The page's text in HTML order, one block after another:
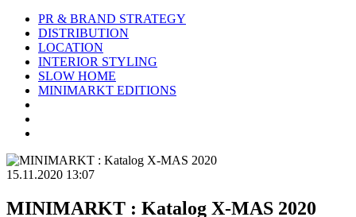
PR & BRAND STRATEGY
DISTRIBUTION
LOCATION
INTERIOR STYLING
SLOW HOME
MINIMARKT EDITIONS
15.11.2020 13:07
MINIMARKT : Katalog X-MAS 2020